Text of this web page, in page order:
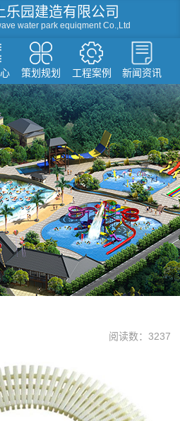
乐园建造有限公司
water park equiqment Co.,Ltd
策划规划 工程案例 新闻资讯
资讯
戏水小品
水屋水寨
备
游泳池设备
阅读数：3237